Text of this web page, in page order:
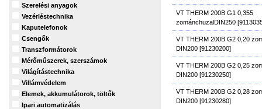
VT THERM 200B G1 0,355
zománchuzalDIN250
VT THERM 200B G2 0,20
DIN200 [91230200]
VT THERM 200B G2 0,25
DIN200 [91230250]
VT THERM 200B G2 0,28
DIN200 [91230280]
Szerelési anyagok
Vezérléstechnika
Kaputelefonok
Csengők
Transzformátorok
Mérőműszerek, szerszámok
Világítástechnika
Villámvédelem
Elemek, akkumulátorok, töltők
Ipari automatizálás